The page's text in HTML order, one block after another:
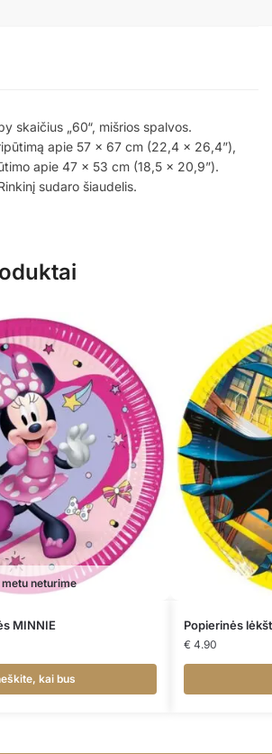
skaičius „60“, mišrios spalvos.
apie 57 x 67 cm (22,4 x 26,4”),
apie 47 x 53 cm (18,5 x 20,9”).
sudaro šiaudelis.
neturime
MINNIE
kai bus
Popierinės
€ 4.90